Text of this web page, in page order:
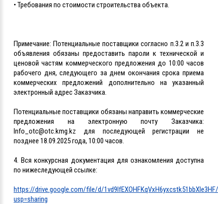
• Требования по стоимости строительства объекта.
Примечание: Потенциальные поставщики согласно п.3.2 и п.3.3
объявления обязаны предоставить пароли к технической и
ценовой частям коммерческого предложения до 10:00 часов
рабочего дня, следующего за днем окончания срока приема
коммерческих предложений дополнительно на указанный
электронный адрес Заказчика.
Потенциальные поставщики обязаны направить коммерческие
предложения на электронную почту Заказчика:
Info_otc@otc.kmg.kz для последующей регистрации не
позднее 18.09.2025 года, 10:00 часов.
4. Вся конкурсная документация для ознакомления доступна
по нижеследующей ссылке:
https://drive.google.com/file/d/
usp=sharing